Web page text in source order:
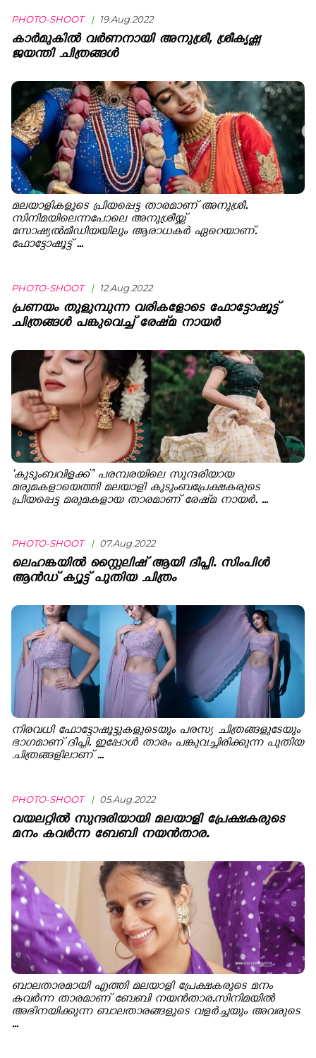
PHOTO-SHOOT | 19.Aug.2022
കാർമുകിൽ വർണനായി അനുശ്രീ, ശ്രീകൃഷ്ണ
ജയന്തി ചിത്രങ്ങൾ
മലയാളികളുടെ പ്രിയപ്പെട്ട താരമാണ് അനുശ്രീ.
സിനിമയിലെന്നപോലെ അനുശ്രീയ്ക്ക്
സോഷ്യൽമീഡിയയിലും ആരാധകർ ഏറെയാണ്.
ഫോട്ടോഷൂട്ട് ...
PHOTO-SHOOT | 12.Aug.2022
പ്രണയം തുളുമ്പുന്ന വരികളോടെ ഫോട്ടോഷൂട്ട്
ചിത്രങ്ങള്‍ പങ്കുവെച്ച് രേഷ്‍മ നായര്‍
'കുടുംബവിളക്ക്' പരമ്പരയിലെ സുന്ദരിയായ
മരുമകളായെത്തി മലയാളി കുടുംബപ്രേക്ഷകരുടെ
പ്രിയപ്പെട്ട മരുമകളായ താരമാണ് രേഷ്‍മ നായര്‍. ...
PHOTO-SHOOT | 07.Aug.2022
ലെഹങ്കയിൽ സ്റ്റൈലിഷ് ആയി ദീപ്തി. സിംപിൾ
ആൻഡ് ക്യൂട്ട് പുതിയ ചിത്രം
നിരവധി ഫോട്ടോഷൂട്ടുകളുടെയും പരസ്യ ചിത്രങ്ങളുടേയും
ഭാഗമാണ് ദീപ്തി. ഇപ്പോൾ താരം പങ്കുവച്ചിരിക്കുന്ന പുതിയ
ചിത്രങ്ങളിലാണ് ...
PHOTO-SHOOT | 05.Aug.2022
വയലറ്റിൽ സുന്ദരിയായി മലയാളി പ്രേക്ഷകരുടെ
മനം കവർന്ന ബേബി നയൻ‌താര.
ബാലതാരമായി എത്തി മലയാളി പ്രേക്ഷകരുടെ മനം
കവർന്ന താരമാണ് ബേബി നയൻ‌താര.സിനിമയിൽ
അഭിനയിക്കുന്ന ബാലതാരങ്ങളുടെ വളർച്ചയും അവരുടെ
...